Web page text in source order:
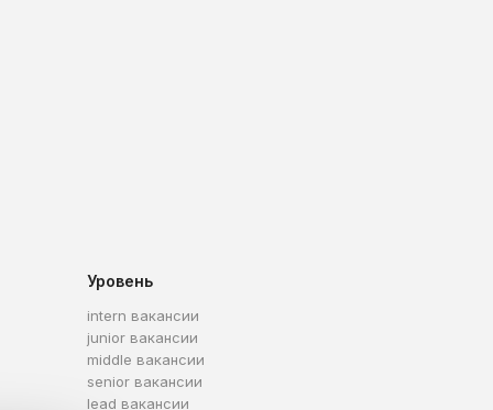
Уровень
intern вакансии
junior вакансии
middle вакансии
senior вакансии
lead вакансии